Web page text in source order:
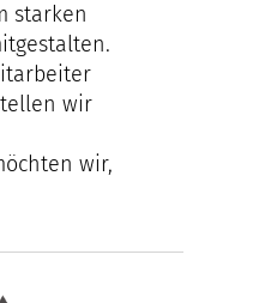
starken
wir
wir,